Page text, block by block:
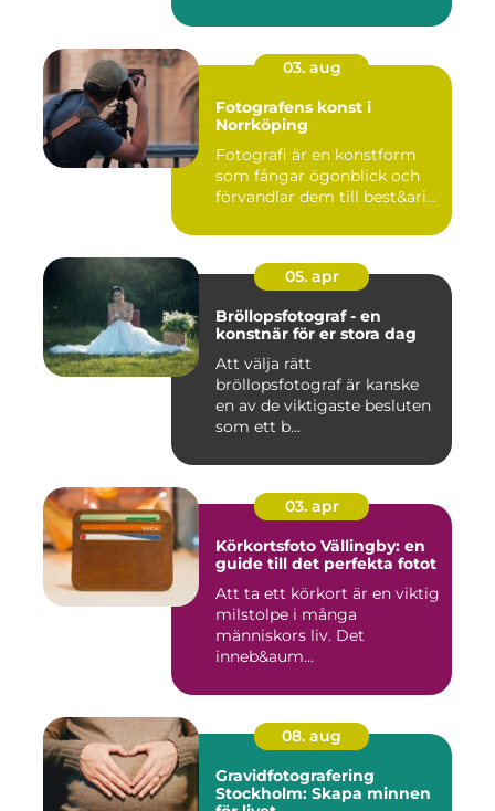
03. aug
Fotografens konst i
Norrköping
Fotografi är en konstform
som fångar ögonblick och
förvandlar dem till best&ari...
05. apr
Bröllopsfotograf - en
konstnär för er stora dag
Att välja rätt
bröllopsfotograf är kanske
en av de viktigaste besluten
som ett b...
03. apr
Körkortsfoto Vällingby: en
guide till det perfekta fotot
Att ta ett körkort är en viktig
milstolpe i många
människors liv. Det
inneb&aum...
08. aug
Gravidfotografering
Stockholm: Skapa minnen